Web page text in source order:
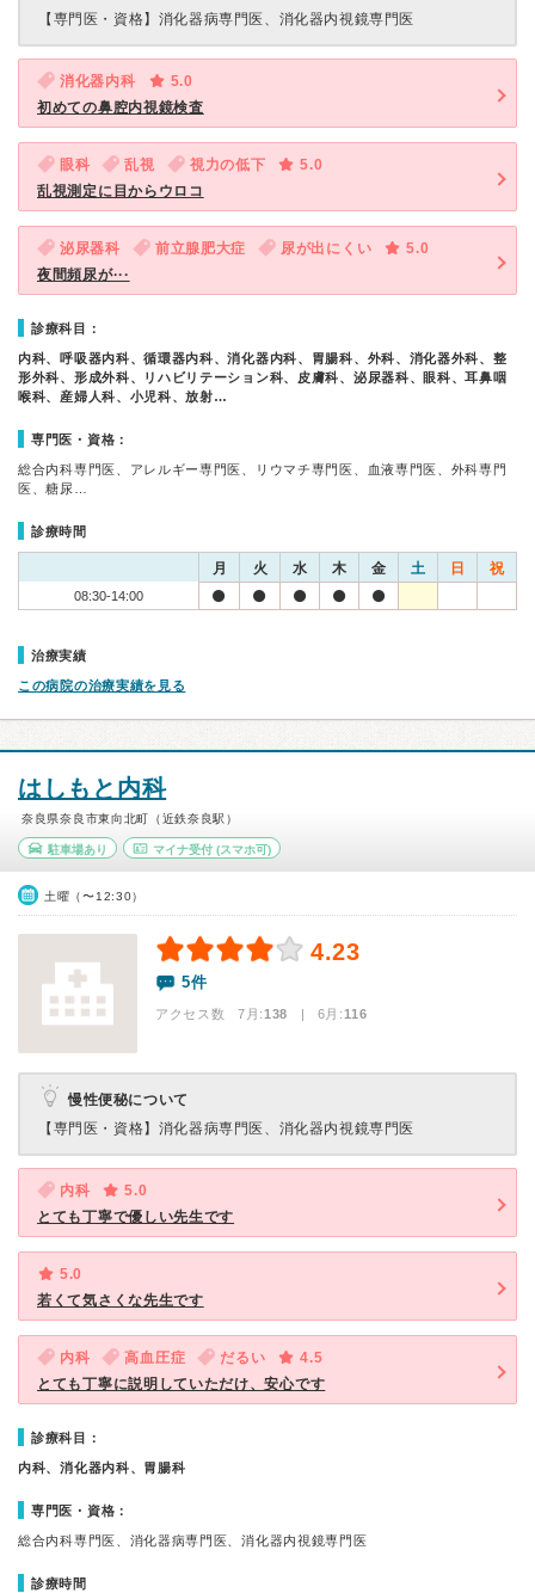
【専門医・資格】 消化器病専門医、消化器内視鏡専門医
消化器内科
5.0
初めての鼻腔内視鏡検査
眼科 乱視 視力の低下
5.0
乱視測定に目からウロコ
泌尿器科 前立腺肥大症 尿が出にくい
5.0
夜間頻尿が···
診療科目：
内科、呼吸器内科、循環器内科、消化器内科、胃腸科、外科、消化器外科、整
形外科、形成外科、リハビリテーション科、皮膚科、泌尿器科、眼科、耳鼻咽
喉科、産婦人科、小児科、放射…
専門医・資格：
総合内科専門医、アレルギー専門医、リウマチ専門医、血液専門医、外科専門
医、糖尿…
診療時間
月 火 水 木 金 土 日 祝
08:30-14:00
治療実績
この病院の治療実績を見る
はしもと内科
奈良県奈良市東向北町（近鉄奈良駅）
駐車場あり マイナ受付(スマホ可)
土曜（〜12:30）
4.23
5件
アクセス数 7月:138 | 6月:116
慢性便秘について
【専門医・資格】 消化器病専門医、消化器内視鏡専門医
内科
5.0
とても丁寧で優しい先生です
5.0
若くて気さくな先生です
内科 高血圧症 だるい
4.5
とても丁寧に説明していただけ、安心です
診療科目：
内科、消化器内科、胃腸科
専門医・資格：
総合内科専門医、消化器病専門医、消化器内視鏡専門医
診療時間